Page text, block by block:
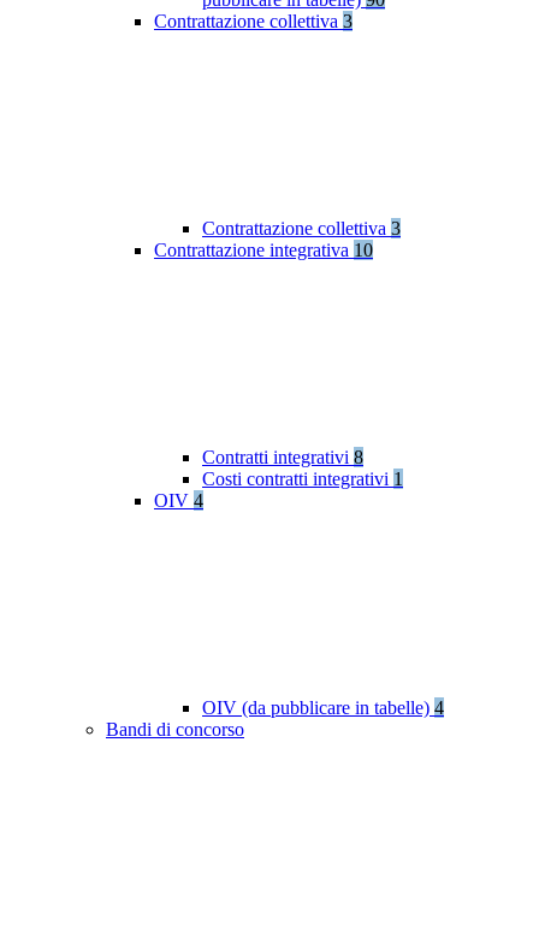
Contrattazione collettiva 3
Contrattazione collettiva 3
Contrattazione integrativa 10
Contratti integrativi 8
Costi contratti integrativi 1
OIV 4
OIV (da pubblicare in tabelle) 4
Bandi di concorso